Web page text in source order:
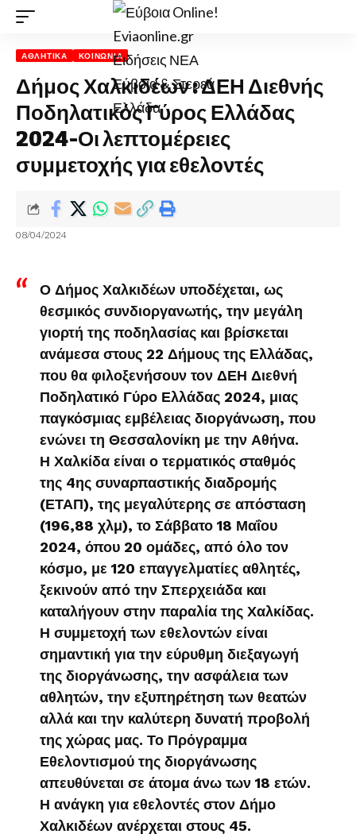
ΑΘΛΗΤΙΚΆ ΚΟΙΝΩΝΊΑ
Δήμος Χαλκιδέων : ΔΕΗ Διεθνής
Ποδηλατικός Γύρος Ελλάδας
2024-Οι λεπτομέρειες
συμμετοχής για εθελοντές
08/04/2024
Ο Δήμος Χαλκιδέων υποδέχεται, ως
θεσμικός συνδιοργανωτής, την μεγάλη
γιορτή της ποδηλασίας και βρίσκεται
ανάμεσα στους 22 Δήμους της Ελλάδας,
που θα φιλοξενήσουν τον ΔΕΗ Διεθνή
Ποδηλατικό Γύρο Ελλάδας 2024, μιας
παγκόσμιας εμβέλειας διοργάνωση, που
ενώνει τη Θεσσαλονίκη με την Αθήνα.
Η Χαλκίδα είναι ο τερματικός σταθμός
της 4ης συναρπαστικής διαδρομής
(ΕΤΑΠ), της μεγαλύτερης σε απόσταση
(196,88 χλμ), το Σάββατο 18 Μαΐου
2024, όπου 20 ομάδες, από όλο τον
κόσμο, με 120 επαγγελματίες αθλητές,
ξεκινούν από την Σπερχειάδα και
καταλήγουν στην παραλία της Χαλκίδας.
Η συμμετοχή των εθελοντών είναι
σημαντική για την εύρυθμη διεξαγωγή
της διοργάνωσης, την ασφάλεια των
αθλητών, την εξυπηρέτηση των θεατών
αλλά και την καλύτερη δυνατή προβολή
της χώρας μας. Το Πρόγραμμα
Εθελοντισμού της διοργάνωσης
απευθύνεται σε άτομα άνω των 18 ετών.
Η ανάγκη για εθελοντές στον Δήμο
Χαλκιδέων ανέρχεται στους 45.